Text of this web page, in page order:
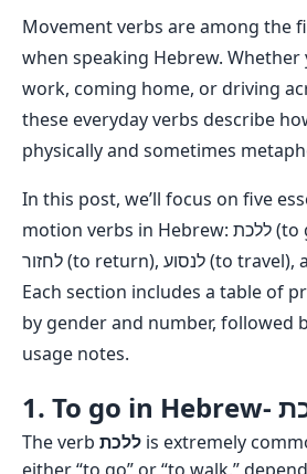
Movement verbs are among the
when speaking Hebrew. Whether
work, coming home, or driving
these everyday verbs describe
physically and sometimes
In this post, we’ll focus on five
motion verbs in Hebrew: ללכת (to go), לבוא (to come),
Each section includes a table of
by gender and number, followed
usage notes.
The verb ללכת is extremely